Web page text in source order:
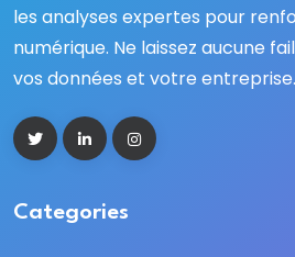
les analyses expertes pour
numérique. Ne laissez aucune
vos données et votre entreprise.
Categories